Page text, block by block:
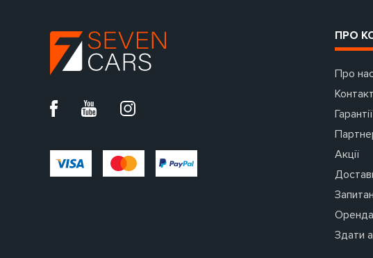
ПРО
Про
Гарантії
Акції
Оренда
Здати